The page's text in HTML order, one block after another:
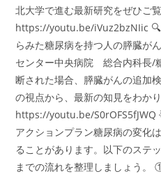
北大学で進む最新研究をぜひご覧
https://youtu.be/iVuz2bzNIic 🔍
らみた糖尿病を持つ人の膵臓が
センター中央病院 総合内科長/
断された場合、膵臓がんの追加
の視点から、最新の知見をわか
https://youtu.be/S0rOFS5fJWQ
アクションプラン糖尿病の変化
ることがあります。以下のステ
までの流れを整理しましょう。